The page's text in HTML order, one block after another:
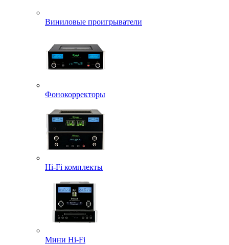
Виниловые проигрыватели
Фонокорректоры
Hi-Fi комплекты
Мини Hi-Fi